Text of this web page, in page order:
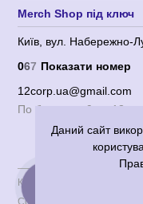
Merch Shop під ключ
Київ, вул. Набережно-
067 Показати номер
12corp.ua@gmail.com
По будням с 9 до 18
Користувача угода
Corporation 12
© 2012-2026
Даний сайт